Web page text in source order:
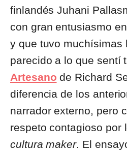
finlandés Juhani
con gran entusiasmo
y que tuvo muchísimas
parecido a lo que sentí
Artesano de Richard
diferencia de los
narrador externo, pero
respeto contagioso por
cultura maker. El